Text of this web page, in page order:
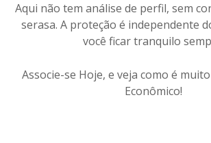
Aqui não tem análise de perfil, sem
serasa. A proteção é independente
você ficar tranquilo
Associe-se Hoje, e veja como é
Econômico!